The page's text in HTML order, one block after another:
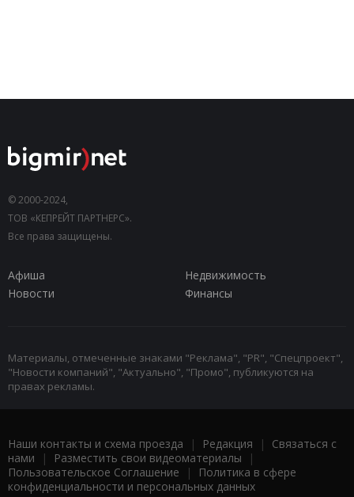
© 2000-2024,
ТОВ «КЕПРЕЙТ ПАРТНЕРС».
Все права защищены.
Афиша
Недвижимость
Новости
Финансы
Материалы, отмеченные знаками "Реклама", "PR", "Спецпроект",
"Новости компаний", "Актуально", "Промо", публикуются на
правах рекламы.
Наши контакты и схема проезда | Редакция | Связаться с
нами | Разместить свои видеоматериалы |
Пользовательское Соглашение |
Политика в сфере
конфиденциальности и персональных данных